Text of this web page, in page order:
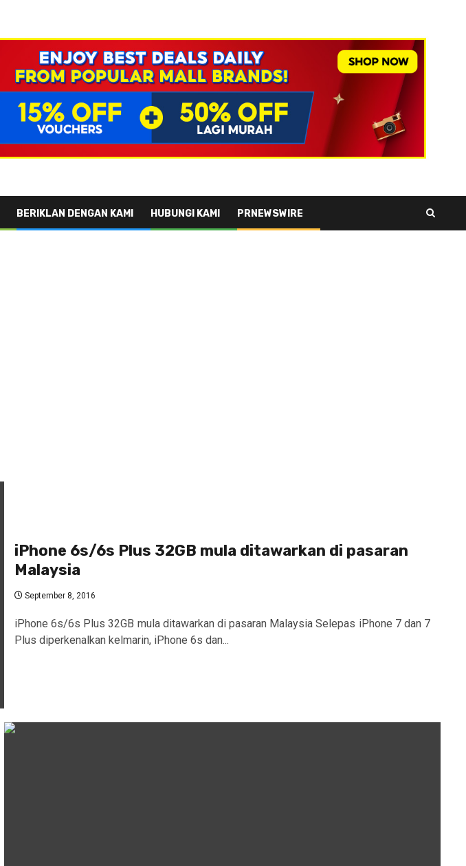
BERIKLAN DENGAN KAMI HUBUNGI KAMI PRNEWSWIRE
iPhone 6s/6s Plus 32GB mula ditawarkan di pasaran
Malaysia
September 8, 2016
iPhone 6s/6s Plus 32GB mula ditawarkan di pasaran Malaysia Selepas iPhone 7 dan 7
Plus diperkenalkan kelmarin, iPhone 6s dan...